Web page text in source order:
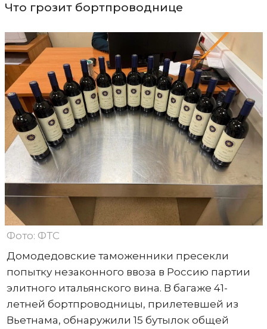
Что грозит бортпроводнице
Фото: ФТС
Домодедовские таможенники пресекли
попытку незаконного ввоза в Россию партии
элитного итальянского вина. В багаже 41-
летней бортпроводницы, прилетевшей из
Вьетнама, обнаружили 15 бутылок общей